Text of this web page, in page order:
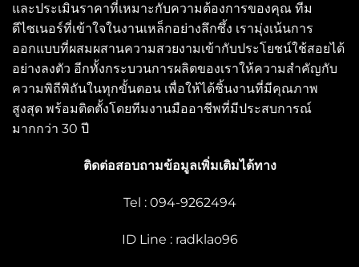
และประเมินราคาที่เหมาะกับความต้องการของคุณ ทีม
ดีไซเนอร์ที่เข้าใจในงานเหล็กอย่างลึกซึ้ง เรามุ่งเน้นการ
ออกแบบที่ผสมผสานความสวยงามเข้ากับประโยชน์ใช้สอยได้
อย่างลงตัว อีกทั้งกระบวนการผลิตของเราให้ความสำคัญกับ
ความพิถีพิถันในทุกขั้นตอน เพื่อให้ได้ชิ้นงานที่มีคุณภาพ
สูงสุด พร้อมติดตั้งโดยทีมงานมืออาชีพที่มีประสบการณ์
มากกว่า 30 ปี
ติดต่อสอบถามข้อมูลเพิ่มเติมได้ทาง
Tel : 094-9262494
ID Line : radklao96